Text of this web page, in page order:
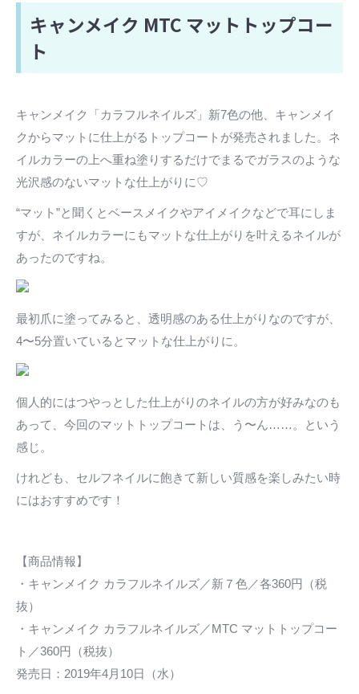
キャンメイク MTC マットトップコー
ト
キャンメイク「カラフルネイルズ」新7色の他、キャンメイ
クからマットに仕上がるトップコートが発売されました。ネ
イルカラーの上へ重ね塗りするだけでまるでガラスのような
光沢感のないマットな仕上がりに♡
“マット”と聞くとベースメイクやアイメイクなどで耳にしま
すが、ネイルカラーにもマットな仕上がりを叶えるネイルが
あったのですね。
最初爪に塗ってみると、透明感のある仕上がりなのですが、
4〜5分置いているとマットな仕上がりに。
個人的にはつやっとした仕上がりのネイルの方が好みなのも
あって、今回のマットトップコートは、う〜ん……。という
感じ。
けれども、セルフネイルに飽きて新しい質感を楽しみたい時
にはおすすめです！
【商品情報】
・キャンメイク カラフルネイルズ／新７色／各360円（税
抜）
・キャンメイク カラフルネイルズ／MTC マットトップコー
ト／360円（税抜）
発売日：2019年4月10日（水）